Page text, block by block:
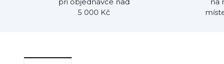
5 000 Kč